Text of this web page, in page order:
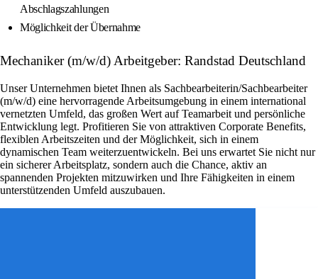
Abschlagszahlungen
Möglichkeit der Übernahme
Mechaniker (m/w/d) Arbeitgeber: Randstad Deutschland
Unser Unternehmen bietet Ihnen als Sachbearbeiterin/Sachbearbeiter
(m/w/d) eine hervorragende Arbeitsumgebung in einem international
vernetzten Umfeld, das großen Wert auf Teamarbeit und persönliche
Entwicklung legt. Profitieren Sie von attraktiven Corporate Benefits,
flexiblen Arbeitszeiten und der Möglichkeit, sich in einem
dynamischen Team weiterzuentwickeln. Bei uns erwartet Sie nicht nur
ein sicherer Arbeitsplatz, sondern auch die Chance, aktiv an
spannenden Projekten mitzuwirken und Ihre Fähigkeiten in einem
unterstützenden Umfeld auszubauen.